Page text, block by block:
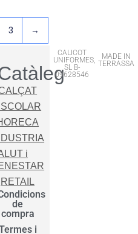
3 →
i
RETAIL
de
compra
i
CALICOT
UNIFORMES,
SL B-
09628546
MADE IN
TERRASSA